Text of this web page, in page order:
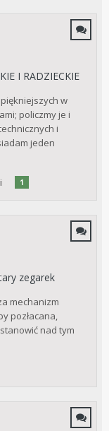
I RADZIECKIE
w
policzmy je i
i
jeden
1
zegarek
mechanizm
pozłacana,
nad tym